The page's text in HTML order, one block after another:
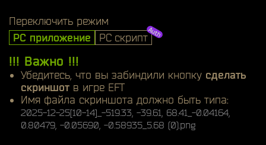
Переключить режим
PC приложение
PC скрипт
!!! Важно !!!
Убедитесь, что вы забиндили кнопку сделать
скриншот в игре EFT
Имя файла скриншота должно быть типа:
2025-12-25[10-14]_-519.33, -39.61, 68.41_-0.04164,
0.80479, -0.05690, -0.58935_5.68 (0).png